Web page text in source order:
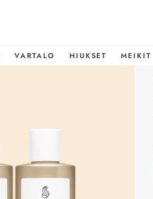
VARTALO HIUKSET MEIKIT